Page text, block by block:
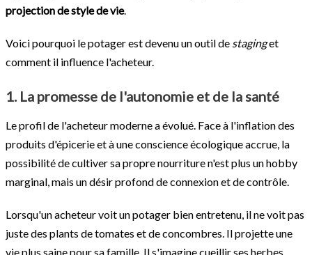
projection de style de vie.
Voici pourquoi le potager est devenu un outil de staginget
comment il influence l'acheteur.
1. La promesse de l'autonomie et de la santé
Le profil de l'acheteur moderne a évolué. Face à l'inflation des
produits d'épicerie et à une conscience écologique accrue, la
possibilité de cultiver sa propre nourriture n'est plus un hobby
marginal, mais un désir profond de connexion et de contrôle.
Lorsqu'un acheteur voit un potager bien entretenu, il ne voit pas
juste des plants de tomates et de concombres. Il projette une
vie plus saine pour sa famille. Il s'imagine cueillir ses herbes